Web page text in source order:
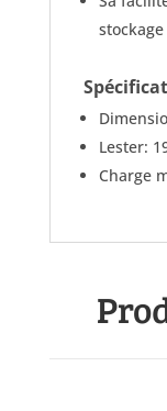
stockage
Lester:
Charge